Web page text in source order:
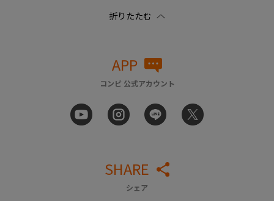
APP
コンビ 公式アカウント
SHARE
シェア